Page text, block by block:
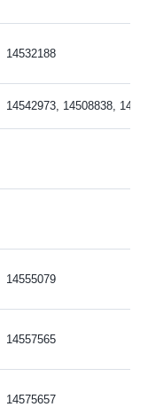
14532188
14542973, 14508838,
14555079
14557565
14575657